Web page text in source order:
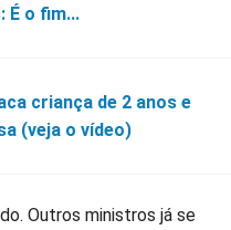
É o fim...
criança de 2 anos e
(veja o vídeo)
Outros ministros já se